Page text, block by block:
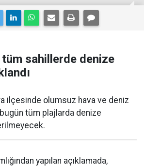
tüm sahillerde denize
ilçesinde olumsuz hava ve deniz
tüm plajlarda denize
yapılan açıklamada,